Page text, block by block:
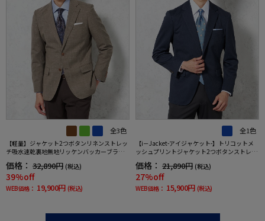
全3色
【軽量】ジャケット2つボタンリネンストレッ
チ吸水速乾裏地無地リッケンバッカーブラッ
ク春夏
価格： 32,890円 (税込)
39%off
WEB価格： 19,900円 (税込)
全1色
【i－Jacket-アイジャケット-】トリコットメ
ッシュプリントジャケット2つボタンストレッ
チ高通気軽量ネイビー無地春夏
価格： 21,890円 (税込)
27%off
WEB価格： 15,900円 (税込)